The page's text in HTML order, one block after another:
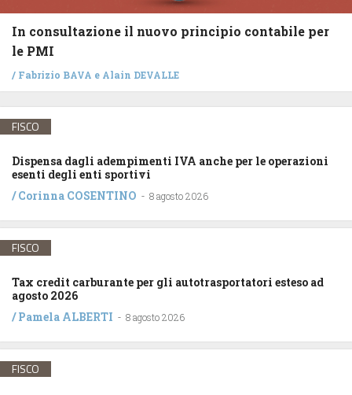
In consultazione il nuovo principio contabile per
le PMI
/ Fabrizio BAVA e Alain DEVALLE
FISCO
Dispensa dagli adempimenti IVA anche per le operazioni
esenti degli enti sportivi
/Corinna COSENTINO - 8 agosto 2026
FISCO
Tax credit carburante per gli autotrasportatori esteso ad
agosto 2026
/Pamela ALBERTI - 8 agosto 2026
FISCO